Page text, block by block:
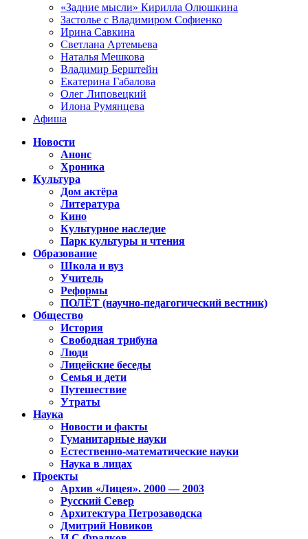
«Задние мысли» Кирилла Олюшкина
Застолье с Владимиром Софиенко
Ирина Савкина
Светлана Артемьева
Наталья Мешкова
Владимир Берштейн
Екатерина Габалова
Олег Липовецкий
Илона Румянцева
Афиша
Новости
Анонс
Хроника
Культура
Дом актёра
Литература
Кино
Культурное наследие
Парк культуры и чтения
Образование
Школа и вуз
Учитель
Реформы
ПОЛЁТ (научно-педагогический вестник)
Общество
История
Свободная трибуна
Люди
Лицейские беседы
Семья и дети
Путешествие
Утраты
Наука
Новости и факты
Гуманитарные науки
Естественно-математические науки
Наука в лицах
Проекты
Архив «Лицея». 2000 — 2003
Русский Север
Архитектура Петрозаводска
Дмитрий Новиков